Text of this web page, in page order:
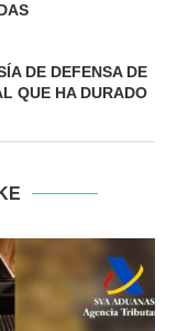
DE DEFENSA DE
QUE HA DURADO